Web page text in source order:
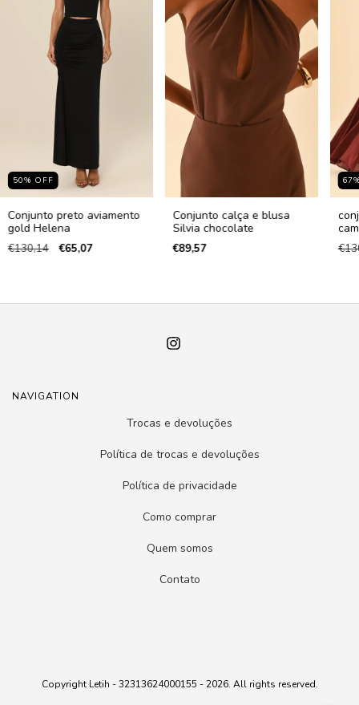
50% OFF
Conjunto preto aviamento
gold Helena
€130,14 €65,07
Conjunto calça e blusa
Silvia chocolate
€89,57
67
NAVIGATION
Trocas e devoluções
Política de trocas e devoluções
Política de privacidade
Como comprar
Quem somos
Contato
Copyright Letih - 32313624000155 - 2026. All rights reserved.